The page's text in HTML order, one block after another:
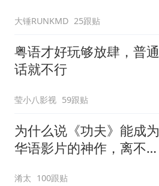
大锤RUNKMD 25跟贴
粤语才好玩够放肆，普通
话就不行
莹小八影视 59跟贴
为什么说《功夫》能成为
华语影片的神作，离不开
淆太 100跟贴